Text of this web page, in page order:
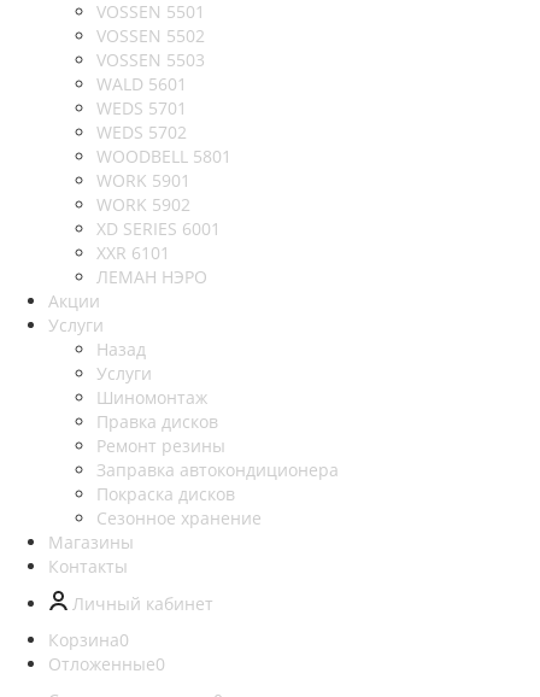
VOSSEN 5501
VOSSEN 5502
VOSSEN 5503
WALD 5601
WEDS 5701
WEDS 5702
WOODBELL 5801
WORK 5901
WORK 5902
XD SERIES 6001
XXR 6101
ЛЕМАН НЭРО
Акции
Услуги
Назад
Услуги
Шиномонтаж
Правка дисков
Ремонт резины
Заправка автокондиционера
Покраска дисков
Сезонное хранение
Магазины
Контакты
Личный кабинет
Корзина0
Отложенные0